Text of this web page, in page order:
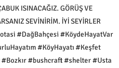
ISINACAĞIZ. GÖRÜŞ VE
SEVİNİRİM. İYİ SEYİRLER
#DağBahçesi #KöydeHayatVar
#KöyHayatı #Keşfet
#bushcraft #shelter #Usta